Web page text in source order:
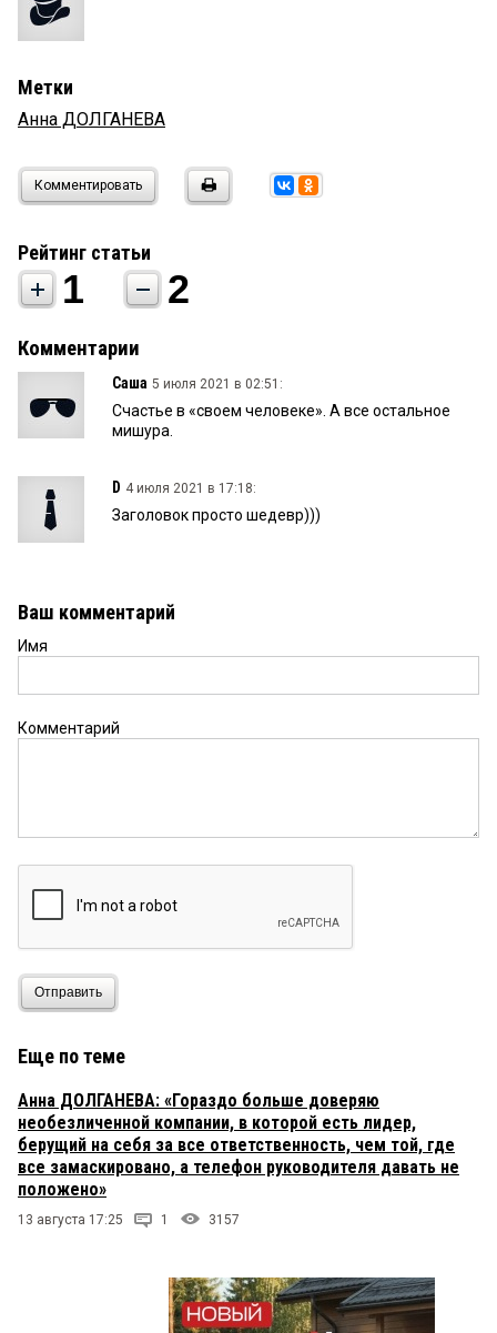
Метки
Анна ДОЛГАНЕВА
Комментировать
Рейтинг статьи
1 2
Комментарии
Саша 5 июля 2021 в 02:51:
Счастье в «своем человеке». А все остальное
мишура.
D 4 июля 2021 в 17:18:
Заголовок просто шедевр)))
Ваш комментарий
Имя
Комментарий
Отправить
Еще по теме
Анна ДОЛГАНЕВА: «Гораздо больше доверяю
необезличенной компании, в которой есть лидер,
берущий на себя за все ответственность, чем той, где
все замаскировано, а телефон руководителя давать не
положено»
13 августа 17:25 1 3157